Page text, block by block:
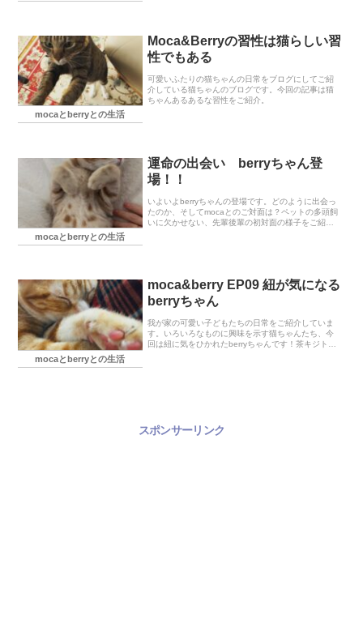
mocaとberryとの生活
Moca&Berryの習性は猫らしい習
性でもある
可愛いふたりの猫ちゃんの日常をブログにしてご紹
介している猫ちゃんのブログです。今回の記事は猫
ちゃんあるあるな習性をご紹介。
mocaとberryとの生活
運命の出会い berryちゃん登
場！！
いよいよberryちゃんの登場です。どのように出会っ
たのか、そしてmocaとのご対面は？ペットの多頭飼
いに欠かせない、先輩後輩の初対面の様子をご紹
mocaとberryとの生活
moca&berry EP09 紐が気になる
berryちゃん
我が家の可愛い子どもたちの日常をご紹介していま
す。いろいろなものに興味を示す猫ちゃんたち、今
回は紐に気をひかれたberryちゃんです！茶キジトラ
スポンサーリンク